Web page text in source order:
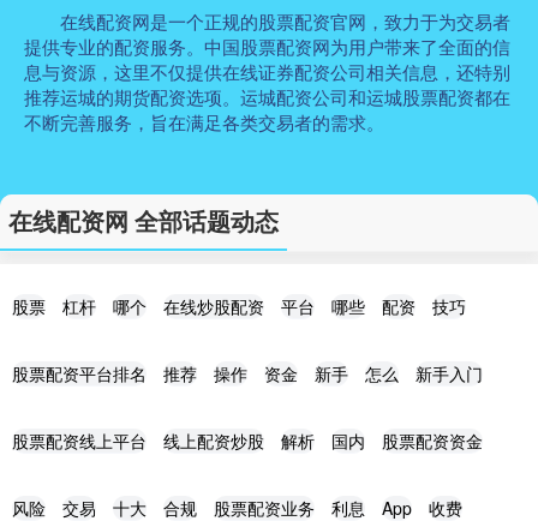
在线配资网是一个正规的股票配资官网，致力于为交易者
提供专业的配资服务。中国股票配资网为用户带来了全面的信
息与资源，这里不仅提供在线证券配资公司相关信息，还特别
推荐运城的期货配资选项。运城配资公司和运城股票配资都在
不断完善服务，旨在满足各类交易者的需求。
在线配资网 全部话题动态
股票 杠杆 哪个 在线炒股配资 平台 哪些 配资 技巧
股票配资平台排名 推荐 操作 资金 新手 怎么 新手入门
股票配资线上平台 线上配资炒股 解析 国内 股票配资资金
风险 交易 十大 合规 股票配资业务 利息 App 收费